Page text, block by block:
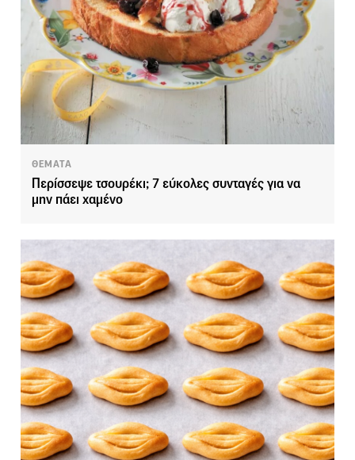
ΘΕΜΑΤΑ
Περίσσεψε τσουρέκι; 7 εύκολες συνταγές για να
μην πάει χαμένο